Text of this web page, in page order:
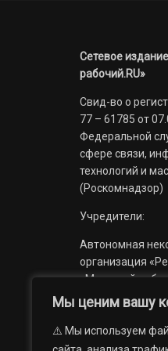
Мы ценим вашу
⚠️ Мы используем
Сетевое
рабочий.RU»
Свид-во о
77 – 61785 от
Федеральной
сфере связи,
технологий и
(Роскомнадзор)
Учредители:
Автономная
организация
«Миасский
Областное
учреждение